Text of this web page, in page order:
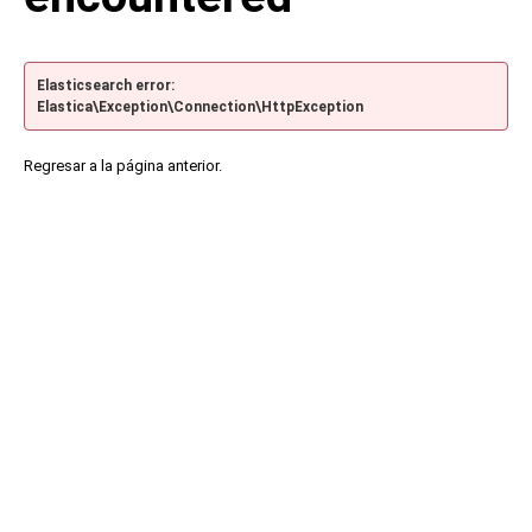
Elasticsearch error:
Elastica\Exception\Connection\HttpException
Regresar a la página anterior.